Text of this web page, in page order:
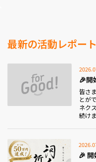
日本文化を体験し
ます。
2026年には設立
と想いを一冊の
プロジェクトを
この本が、日本
け継ぐ「未来へ
最新の活動レポート
🎉開
皆さ
とが
ネク
続け
🎉